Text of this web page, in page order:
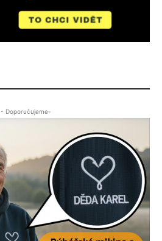
- Doporučujeme-